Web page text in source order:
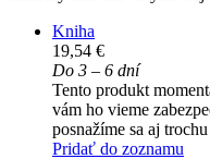
Kniha
19,54 €
Do 3 – 6 dní
Tento produkt
vám ho vieme
posnažíme sa aj
Pridať do zoznamu